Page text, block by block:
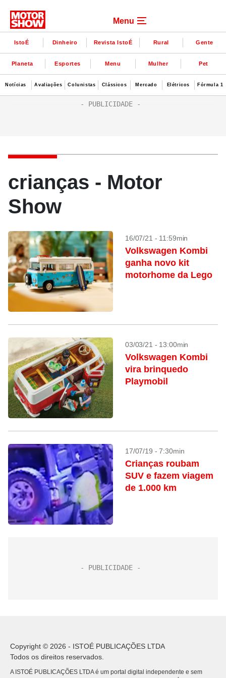
Menu
IstoÉ Dinheiro Revista IstoÉ Rural Gente
Planeta Esportes Menu Mulher Pet
Notícias Avaliações Colunistas Clássicos Mercado Elétricos Fórmula 1
crianças - Motor
Show
16/07/21 - 11:59min
Volkswagen Kombi
ganha novo kit
motorhome da Lego
03/03/21 - 13:00min
Volkswagen Kombi
vira brinquedo
Playmobil
17/07/19 - 7:30min
Crianças roubam
SUV e fazem viagem
de 1.000 km
Copyright © 2026 - ISTOÉ PUBLICAÇÕES LTDA
Todos os direitos reservados.
A ISTOÉ PUBLICAÇÕES LTDA é um portal digital independente e sem